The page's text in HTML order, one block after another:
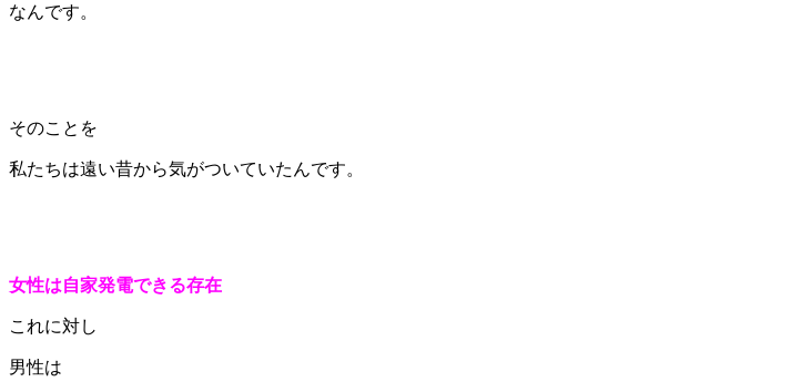
なんです。
そのことを
私たちは遠い昔から気がついていたんです。
女性は自家発電できる存在
これに対し
男性は